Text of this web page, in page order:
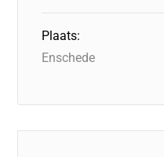
Plaats:
Enschede